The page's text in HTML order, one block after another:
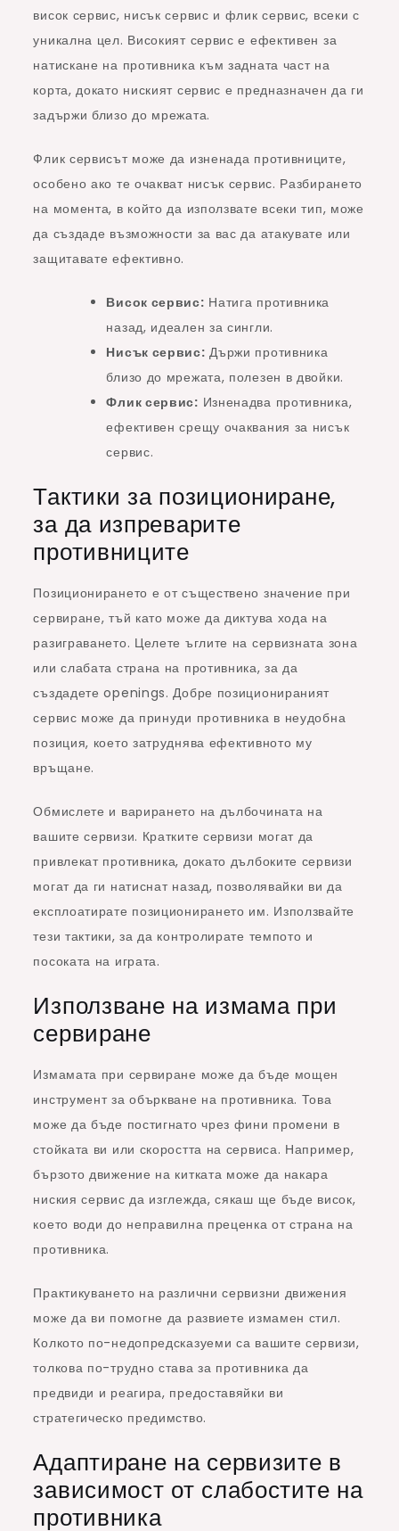
висок сервис, нисък сервис и флик сервис, всеки с
уникална цел. Високият сервис е ефективен за
натискане на противника към задната част на
корта, докато ниският сервис е предназначен да ги
задържи близо до мрежата.
Флик сервисът може да изненада противниците,
особено ако те очакват нисък сервис. Разбирането
на момента, в който да използвате всеки тип, може
да създаде възможности за вас да атакувате или
защитавате ефективно.
Висок сервис: Натига противника
назад, идеален за сингли.
Нисък сервис: Държи противника
близо до мрежата, полезен в двойки.
Флик сервис: Изненадва противника,
ефективен срещу очаквания за нисък
сервис.
Тактики за позициониране,
за да изпреварите
противниците
Позиционирането е от съществено значение при
сервиране, тъй като може да диктува хода на
разиграването. Целете ъглите на сервизната зона
или слабата страна на противника, за да
създадете openings. Добре позиционираният
сервис може да принуди противника в неудобна
позиция, което затруднява ефективното му
връщане.
Обмислете и варирането на дълбочината на
вашите сервизи. Кратките сервизи могат да
привлекат противника, докато дълбоките сервизи
могат да ги натиснат назад, позволявайки ви да
експлоатирате позиционирането им. Използвайте
тези тактики, за да контролирате темпото и
посоката на играта.
Използване на измама при
сервиране
Измамата при сервиране може да бъде мощен
инструмент за объркване на противника. Това
може да бъде постигнато чрез фини промени в
стойката ви или скоростта на сервиса. Например,
бързото движение на китката може да накара
ниския сервис да изглежда, сякаш ще бъде висок,
което води до неправилна преценка от страна на
противника.
Практикуването на различни сервизни движения
може да ви помогне да развиете измамен стил.
Колкото по-недопредсказуеми са вашите сервизи,
толкова по-трудно става за противника да
предвиди и реагира, предоставяйки ви
стратегическо предимство.
Адаптиране на сервизите в
зависимост от слабостите на
противника